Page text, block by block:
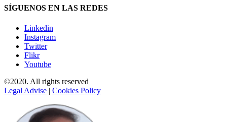
SÍGUENOS EN LAS REDES
Linkedin
Instagram
Twitter
Flikr
Youtube
©2020. All rights reserved
Legal Advise | Cookies Policy